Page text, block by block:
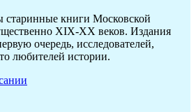
старинные книги Московской
XIX-ХХ веков. Издания
очередь, исследователей,
любителей истории.